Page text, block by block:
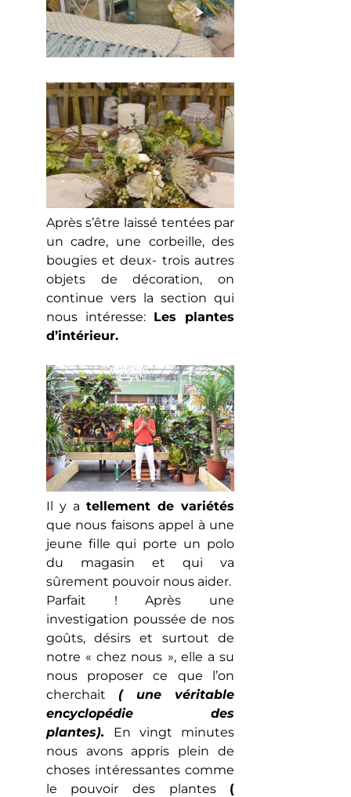
Après s’être laissé tentées par
un cadre, une corbeille, des
bougies et deux- trois autres
objets de décoration, on
continue vers la section qui
nous intéresse: Les plantes
d’intérieur.
Il y a tellement de variétés
que nous faisons appel à une
jeune fille qui porte un polo
du magasin et qui va
sûrement pouvoir nous aider.
Parfait ! Après une
investigation poussée de nos
goûts, désirs et surtout de
notre « chez nous », elle a su
nous proposer ce que l’on
cherchait ( une véritable
encyclopédie des
plantes).
En vingt minutes
nous avons appris plein de
choses intéressantes comme
le pouvoir des plantes (